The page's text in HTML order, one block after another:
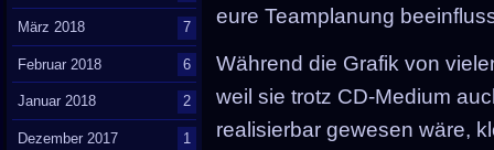
eure Teamplanung
Während die Grafik von
weil sie trotz CD-Medium
realisierbar gewesen wäre,
März 2018 7
Februar 2018 6
Januar 2018 2
Dezember 2017 1